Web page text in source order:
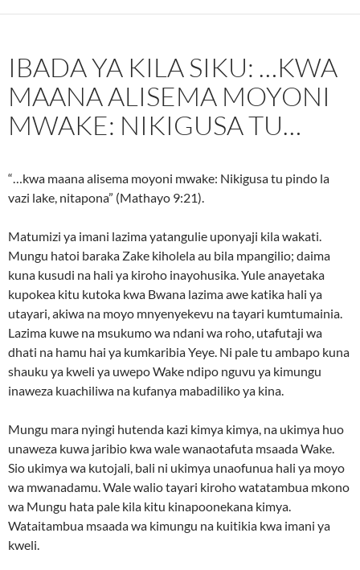
IBADA YA KILA SIKU: …KWA
MAANA ALISEMA MOYONI
MWAKE: NIKIGUSA TU…
“…kwa maana alisema moyoni mwake: Nikigusa tu pindo la
vazi lake, nitapona” (Mathayo 9:21).
Matumizi ya imani lazima yatangulie uponyaji kila wakati.
Mungu hatoi baraka Zake kiholela au bila mpangilio; daima
kuna kusudi na hali ya kiroho inayohusika. Yule anayetaka
kupokea kitu kutoka kwa Bwana lazima awe katika hali ya
utayari, akiwa na moyo mnyenyekevu na tayari kumtumainia.
Lazima kuwe na msukumo wa ndani wa roho, utafutaji wa
dhati na hamu hai ya kumkaribia Yeye. Ni pale tu ambapo kuna
shauku ya kweli ya uwepo Wake ndipo nguvu ya kimungu
inaweza kuachiliwa na kufanya mabadiliko ya kina.
Mungu mara nyingi hutenda kazi kimya kimya, na ukimya huo
unaweza kuwa jaribio kwa wale wanaotafuta msaada Wake.
Sio ukimya wa kutojali, bali ni ukimya unaofunua hali ya moyo
wa mwanadamu. Wale walio tayari kiroho watatambua mkono
wa Mungu hata pale kila kitu kinapoonekana kimya.
Wataitambua msaada wa kimungu na kuitikia kwa imani ya
kweli.